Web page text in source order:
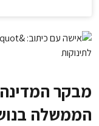
מבקר
הממשלה